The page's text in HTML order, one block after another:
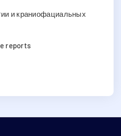
и краниофациальных
reports